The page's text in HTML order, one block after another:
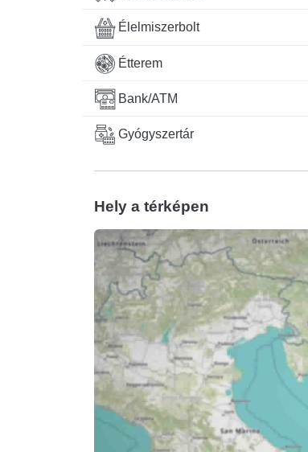
Élelmiszerbolt
Étterem
Bank/ATM
Gyógyszertár
Hely a térképen